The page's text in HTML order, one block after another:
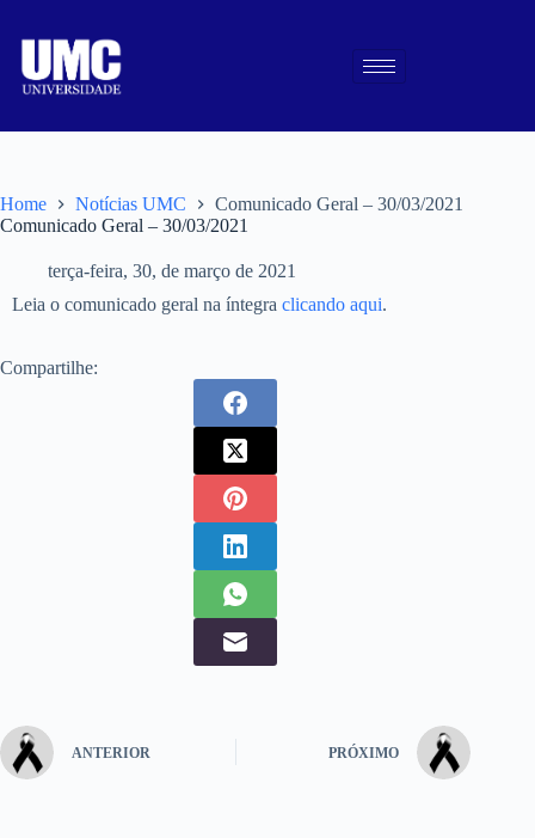
Home Notícias UMC
Comunicado Geral – 30/03/2021
Comunicado Geral – 30/03/2021
terça-feira, 30, de março de 2021
Leia o comunicado geral na íntegra clicando aqui.
Compartilhe:
ANTERIOR PRÓXIMO